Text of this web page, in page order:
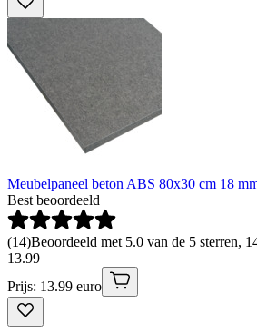
Meubelpaneel beton ABS 80x30 cm 18
Best beoordeeld
(14)Beoordeeld met 5.0 van de 5 sterren,
13.99
Prijs: 13.99 euro